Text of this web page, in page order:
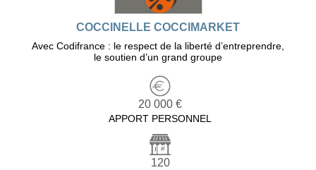
COCCINELLE COCCIMARKET
Avec Codifrance : le respect de la liberté d’entreprendre,
le soutien d’un grand groupe
20 000 €
APPORT PERSONNEL
120